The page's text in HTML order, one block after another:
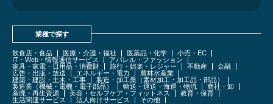
業種で探す
飲食店・食品 医療・介護・福祉 医薬品・化学
小売・EC
IT・Web・情報通信サービス
アパレル・ファッション
家具・家電・日用品・消費財
旅行・娯楽・レジャー 不動産
金融
広告・出版・放送
エネルギー・電力
農林水産業
建築・建設・土木・工事
製造・加工業（素材加工・加工品・部品）
製造業（機械・電機・電子部品）
輸送・運送・海運・物流
商社・卸
産廃・再生資源
美容・セルフケア・フィットネス
教育・保育
生活関連サービス
法人向けサービス その他